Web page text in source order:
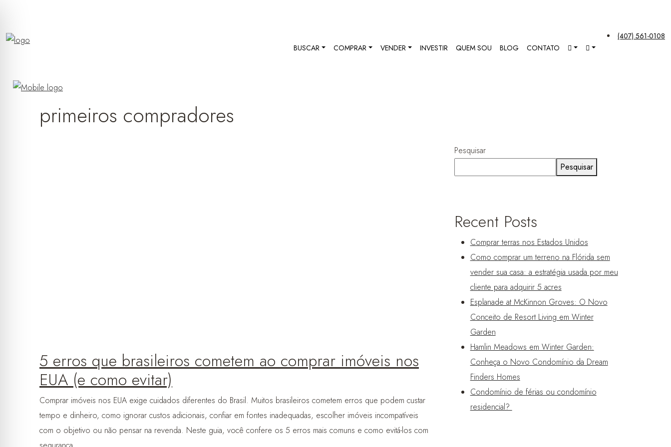
BUSCAR COMPRAR VENDER INVESTIR QUEM SOU BLOG CONTATO
(407) 561-0108
primeiros compradores
5 erros que brasileiros cometem ao comprar imóveis nos
EUA (e como evitar)
Comprar imóveis nos EUA exige cuidados diferentes do Brasil. Muitos brasileiros cometem erros que podem custar
tempo e dinheiro, como ignorar custos adicionais, confiar em fontes inadequadas, escolher imóveis incompatíveis
com o objetivo ou não pensar na revenda. Neste guia, você confere os 5 erros mais comuns e como evitá-los com
Pesquisar
Pesquisar
Recent Posts
Comprar terras nos Estados Unidos
Como comprar um terreno na Flórida sem
vender sua casa: a estratégia usada por meu
cliente para adquirir 5 acres
Esplanade at McKinnon Groves: O Novo
Conceito de Resort Living em Winter
Garden
Hamlin Meadows em Winter Garden:
Conheça o Novo Condomínio da Dream
Finders Homes
Condomínio de férias ou condomínio
residencial?